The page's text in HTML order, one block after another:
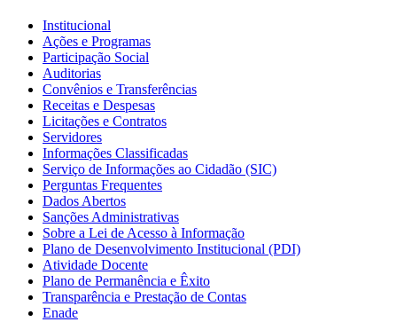
Institucional
Ações e Programas
Participação Social
Auditorias
Convênios e Transferências
Receitas e Despesas
Licitações e Contratos
Servidores
Informações Classificadas
Serviço de Informações ao Cidadão (SIC)
Perguntas Frequentes
Dados Abertos
Sanções Administrativas
Sobre a Lei de Acesso à Informação
Plano de Desenvolvimento Institucional (PDI)
Atividade Docente
Plano de Permanência e Êxito
Transparência e Prestação de Contas
Enade